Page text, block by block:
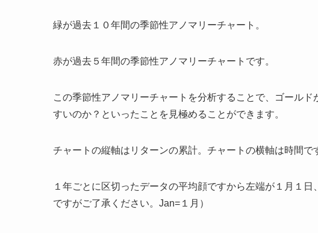
緑が過去１０年間の季節性アノマリーチャート。
赤が過去５年間の季節性アノマリーチャートです。
この季節性アノマリーチャートを分析することで、ゴール
すいのか？といったことを見極めることができます。
チャートの縦軸はリターンの累計。チャートの横軸は時間で
１年ごとに区切ったデータの平均顔ですから左端が１月１
ですがご了承ください。Jan=１月）